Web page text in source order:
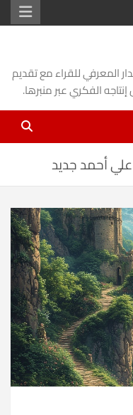
المعرفي للقراء مع تقديم
الفكري عبر منبرها.
أحمد جديد